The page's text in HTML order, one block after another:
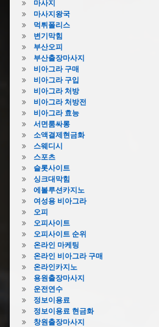
욕
실
하
수
구
막
힘
의
정
부
하
수
구
막
힘
중
랑
구
하
수
구
막
힘
마사지
마사지왕국
먹튀폴리스
변기막힘
부산오피
부산출장마사지
비아그라 구매
비아그라 구입
비아그라 처방
비아그라 처방전
비아그라 효능
서면룸싸롱
소액결제현금화
스웨디시
스포츠
슬롯사이트
싱크대막힘
에볼루션카지노
여성용 비아그라
오피
오피사이트
오피사이트 순위
온라인 마케팅
온라인 비아그라 구매
온라인카지노
용원출장마사지
운전연수
정보이용료
정보이용료 현금화
창원출장마사지